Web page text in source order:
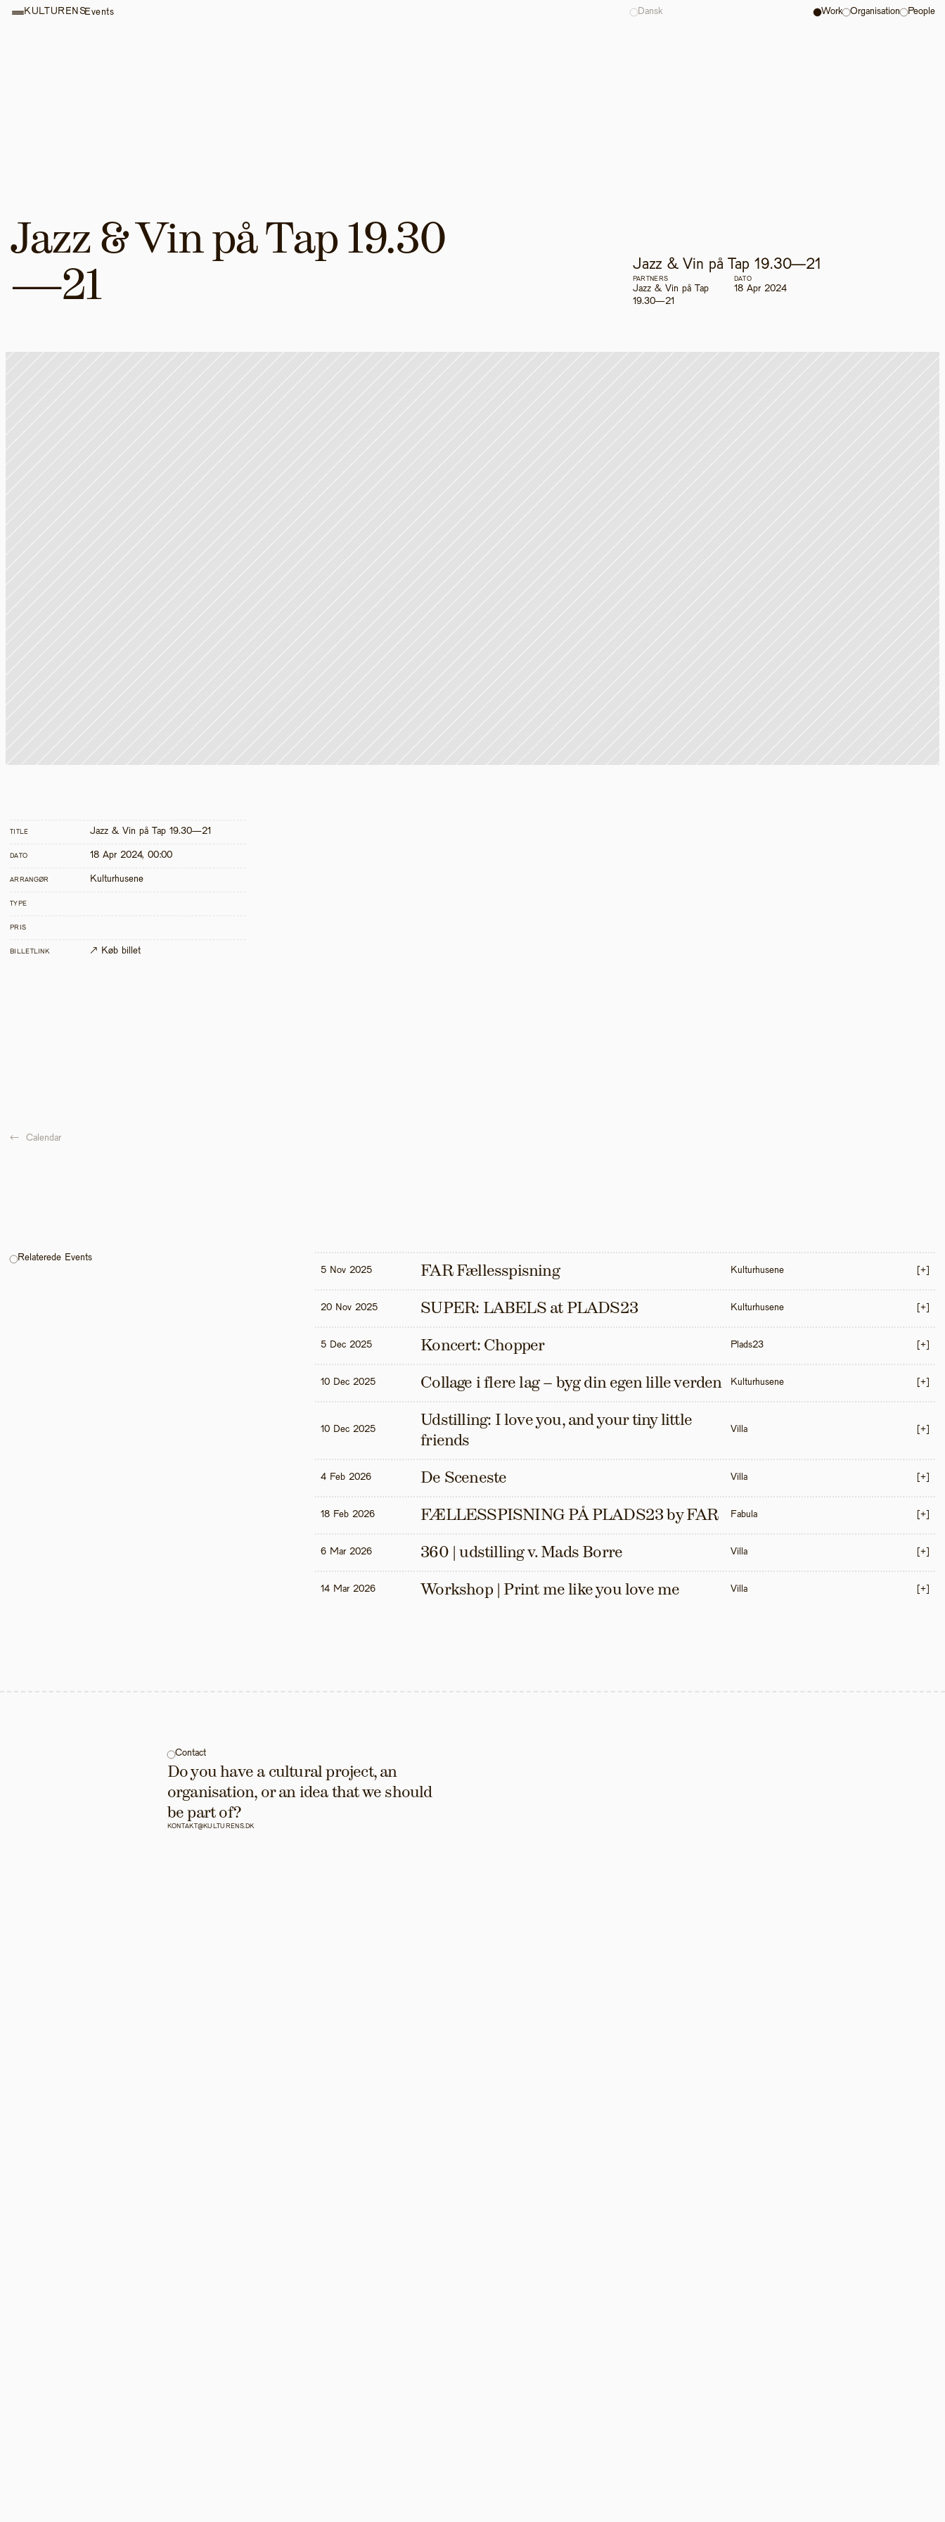
Jazz & Vin på Tap 19.30
—21
Jazz & Vin på Tap 19.30—21
PARTNERS
Jazz & Vin på Tap
19.30—21
DATO
18 Apr 2024
TITLE Jazz & Vin på Tap 19.30—21
DATO 18 Apr 2024, 00:00
ARRANGØR Kulturhusene
TYPE
PRIS
BILLETLINK ↗ Køb billet
← Calendar
Relaterede Events
5 Nov 2025
FAR Fællesspisning Kulturhusene [+]
20 Nov 2025 SUPER: LABELS at PLADS23 Kulturhusene [+]
5 Dec 2025 Koncert: Chopper Plads23 [+]
10 Dec 2025 Collage i flere lag – byg din egen lille verden Kulturhusene [+]
10 Dec 2025
Udstilling: I love you, and your tiny little
friends
Villa [+]
4 Feb 2026 De Sceneste Villa [+]
18 Feb 2026 FÆLLESSPISNING PÅ PLADS23 by FAR Fabula [+]
6 Mar 2026 360 | udstilling v. Mads Borre Villa [+]
14 Mar 2026 Workshop | Print me like you love me Villa [+]
KONTAKT@KULTURENS.DK
Do you have a cultural project, an
organisation, or an idea that we should
be part of?
Contact
KULTURENSEvents Dansk Work Organisation People